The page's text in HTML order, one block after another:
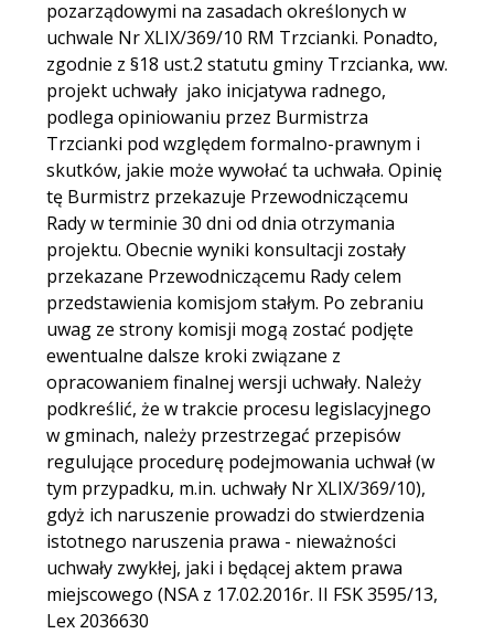
pozarządowymi na zasadach określonych w
uchwale Nr XLIX/369/10 RM Trzcianki. Ponadto,
zgodnie z §18 ust.2 statutu gminy Trzcianka, ww.
projekt uchwały jako inicjatywa radnego,
podlega opiniowaniu przez Burmistrza
Trzcianki pod względem formalno-prawnym i
skutków, jakie może wywołać ta uchwała. Opinię
tę Burmistrz przekazuje Przewodniczącemu
Rady w terminie 30 dni od dnia otrzymania
projektu. Obecnie wyniki konsultacji zostały
przekazane Przewodniczącemu Rady celem
przedstawienia komisjom stałym. Po zebraniu
uwag ze strony komisji mogą zostać podjęte
ewentualne dalsze kroki związane z
opracowaniem finalnej wersji uchwały. Należy
podkreślić, że w trakcie procesu legislacyjnego
w gminach, należy przestrzegać przepisów
regulujące procedurę podejmowania uchwał (w
tym przypadku, m.in. uchwały Nr XLIX/369/10),
gdyż ich naruszenie prowadzi do stwierdzenia
istotnego naruszenia prawa - nieważności
uchwały zwykłej, jaki i będącej aktem prawa
miejscowego (NSA z 17.02.2016r. II FSK 3595/13,
Lex 2036630